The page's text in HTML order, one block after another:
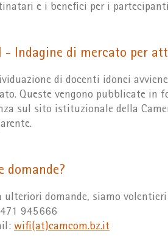
e i benefici per i
- Indagine di mercato per
di docenti idonei
Queste vengono pubblicate in
sul sito istituzionale della
domande?
ulteriori domande, siamo
945666
wifi(at)camcom.bz.it